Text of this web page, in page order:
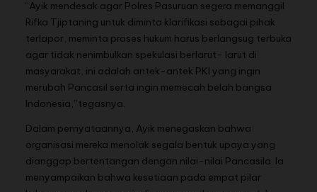
“Ayik mendesak agar Polres Pasuruan segera memanggil
Rifka Tjiptaning untuk diminta klarifikasi sebagai pihak
terlapor, meminta proses hukum harus berlangsug terbuka
agar tidak nenimbulkan spekulasi berlarut- larut di
masyarakat, ini adalah antek-antek PKI yang ingin
merubah Pancasil serta ingin memecah belah bangsa
Indonesia,”tegasnya.
Dalam pernyataannya, Ayik menegaskan bahwa
organisasi mereka menolak segala bentuk upaya yang
dianggap bertentangan dengan nilai-nilai Pancasila. Ia
menyampaikan bahwa kesetiaan pada empat pilar